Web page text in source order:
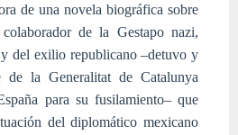
de una novela biográfica sobre
de la Gestapo nazi,
del exilio republicano –detuvo y
de la Generalitat de Catalunya
para su fusilamiento– que
del diplomático mexicano